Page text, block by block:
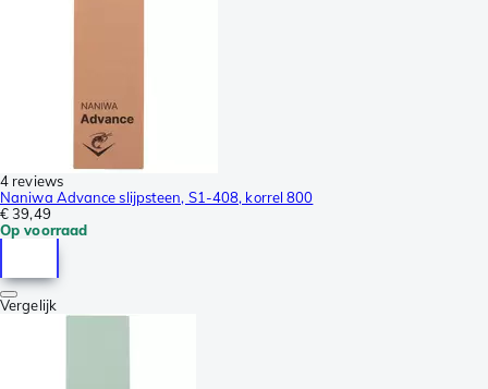
4 reviews
Naniwa Advance slijpsteen, S1-408, korrel 800
€ 39,49
Op voorraad
Vergelijk